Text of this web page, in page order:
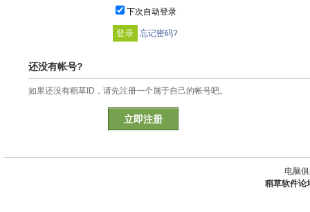
下次自动登录
忘记密码?
还没有帐号?
如果还没有稻草ID，请先注册一个属于自己的帐号吧。
立即注册
电脑
稻草软件论